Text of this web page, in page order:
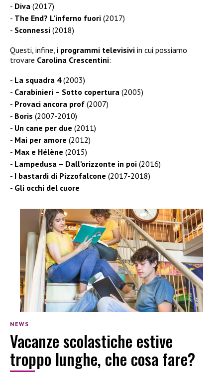
Diva (2017)
The End? L’inferno fuori (2017)
Sconnessi (2018)
Questi, infine, i programmi televisivi in cui possiamo
trovare Carolina Crescentini:
La squadra 4(2003)
Carabinieri – Sotto copertura (2005)
Provaci ancora prof (2007)
Boris (2007-2010)
Un cane per due (2011)
Mai per amore (2012)
Max e Hélène (2015)
Lampedusa – Dall’orizzonte in poi (2016)
I bastardi di Pizzofalcone (2017-2018)
Gli occhi del cuore
NEWS
Vacanze scolastiche estive
troppo lunghe, che cosa fare?